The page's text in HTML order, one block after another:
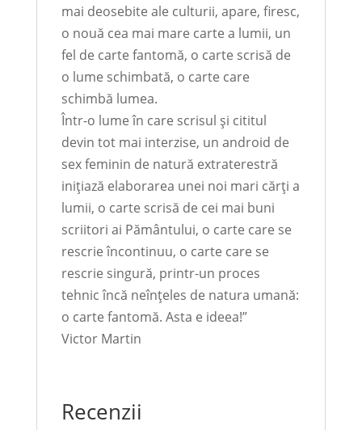
mai deosebite ale culturii, apare, firesc,
o nouă cea mai mare carte a lumii, un
fel de carte fantomă, o carte scrisă de
o lume schimbată, o carte care
schimbă lumea.
Într-o lume în care scrisul și cititul
devin tot mai interzise, un android de
sex feminin de natură extraterestră
inițiază elaborarea unei noi mari cărți a
lumii, o carte scrisă de cei mai buni
scriitori ai Pământului, o carte care se
rescrie încontinuu, o carte care se
rescrie singură, printr-un proces
tehnic încă neînțeles de natura umană:
o carte fantomă. Asta e ideea!”
Victor Martin
Recenzii